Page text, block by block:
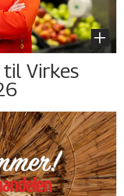
Virkes